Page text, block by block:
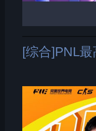
[综合]PNL